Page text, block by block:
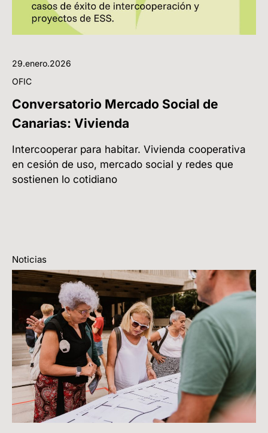
29.enero.2026
OFIC
Conversatorio Mercado Social de
Canarias: Vivienda
Intercooperar para habitar. Vivienda cooperativa
en cesión de uso, mercado social y redes que
sostienen lo cotidiano
Noticias